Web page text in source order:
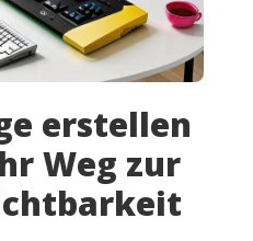
erstellen
Weg zur